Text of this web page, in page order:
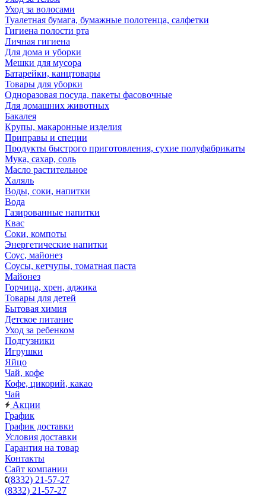
Уход за волосами
Туалетная бумага, бумажные полотенца, салфетки
Гигиена полости рта
Личная гигиена
Для дома и уборки
Мешки для мусора
Батарейки, канцтовары
Товары для уборки
Одноразовая посуда, пакеты фасовочные
Для домашних животных
Бакалея
Крупы, макаронные изделия
Приправы и специи
Продукты быстрого приготовления, сухие полуфабрикаты
Мука, сахар, соль
Масло растительное
Халяль
Воды, соки, напитки
Вода
Газированные напитки
Квас
Соки, компоты
Энергетические напитки
Соус, майонез
Соусы, кетчупы, томатная паста
Майонез
Горчица, хрен, аджика
Товары для детей
Бытовая химия
Детское питание
Уход за ребенком
Подгузники
Игрушки
Яйцо
Чай, кофе
Кофе, цикорий, какао
Чай
Акции
График
График доставки
Условия доставки
Гарантия на товар
Контакты
Сайт компании
(8332) 21-57-27
(8332) 21-57-27